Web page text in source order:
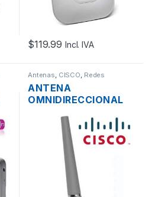
$119.99 Incl. IVA
Antenas, CISCO, Redes
ANTENA
OMNIDIRECCIONAL
ANT2422DG-R DE 2
DBI 2.4GHZ